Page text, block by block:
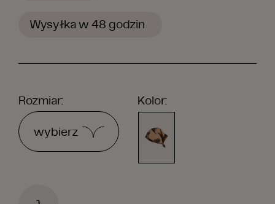
Wysyłka w 48 godzin
Rozmiar: Kolor: